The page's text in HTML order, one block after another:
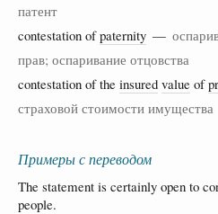
патент
contestation ofpaternity —
прав; оспаривание отцовства
contestation of the insured value of
страховой стоимости имущества
Примеры с переводом
The statement is certainly open to
people.